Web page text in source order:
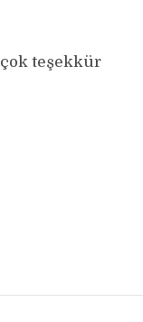
teşekkür